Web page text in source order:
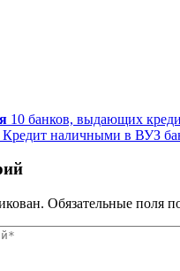
10 банков, выдающих
Кредит наличными в ВУЗ
Обязательные поля